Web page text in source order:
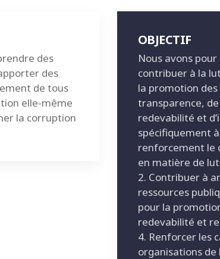
des
des
de tous
elle-même
la corruption
OBJECTIF
Nous avons
contribuer à la
la promotion des
transparence,
redevabilité et
spécifiquement
renforcement le
en matière de
2. Contribuer à
ressources
pour la
redevabilité et
4. Renforcer les
organisations de